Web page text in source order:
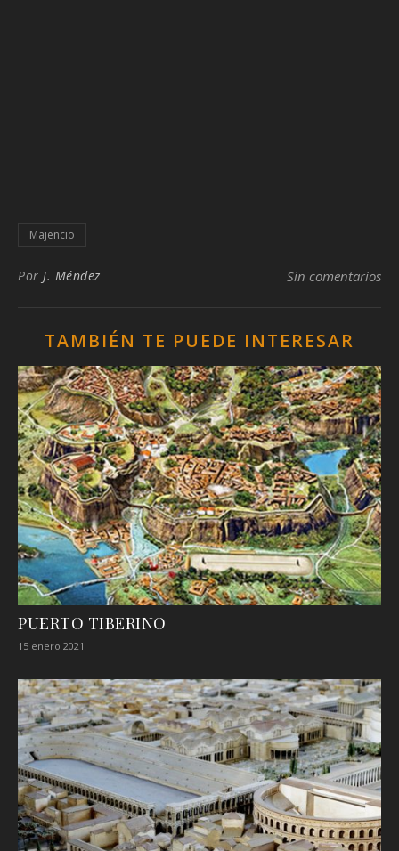
Majencio
Por J. Méndez Sin comentarios
TAMBIÉN TE PUEDE INTERESAR
PUERTO TIBERINO
15 enero 2021